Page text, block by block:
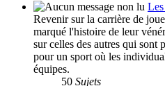
Revenir sur la carrière de
marqué l'histoire de leur
sur celles des autres qui sont
pour un sport où les
équipes.
50 Sujets